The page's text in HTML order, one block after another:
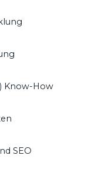
Know-How
SEO